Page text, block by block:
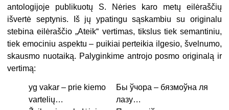
antologijoje publikuotų S. Nėries karo metų eilėraščių
išvertė septynis. Iš jų ypatingu sąskambiu su originalu
stebina eilėraščio „Ateik“ vertimas, tikslus tiek semantiniu,
tiek emociniu aspektu – puikiai perteikia ilgesio, švelnumo,
skausmo nuotaiką. Palyginkime antrojo posmo originalą ir
vertimą:
yg vakar – prie kiemo
vartelių…
Бы ўчора – бязмоўна ля
лазу…